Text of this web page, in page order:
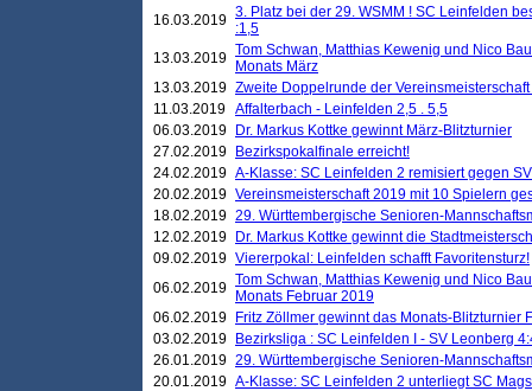
16.03.2019 3. Platz bei der 29. WSMM ! SC Leinfelden
:1,5
13.03.2019 Tom Schwan, Matthias Kewenig und Nico
Monats März
13.03.2019 Zweite Doppelrunde der
11.03.2019 Affalterbach - Leinfelden 2,5 . 5,5
06.03.2019
Dr. Markus Kottke gewinnt März-Blitzturnier
27.02.2019
Bezirkspokalfinale erreicht!
24.02.2019 A-Klasse: SC Leinfelden 2 remisiert gegen
20.02.2019 Vereinsmeisterschaft 2019 mit 10 Spielern
18.02.2019 29. Württembergische Senioren-
12.02.2019
Dr. Markus Kottke gewinnt die
09.02.2019 Viererpokal: Leinfelden schafft Favoritensturz!
06.02.2019 Tom Schwan, Matthias Kewenig und Nico
Monats Februar 2019
06.02.2019
Fritz Zöllmer gewinnt das Monats-Blitzturnier
03.02.2019
Bezirksliga : SC Leinfelden I - SV Leonberg
26.01.2019 29. Württembergische Senioren-
20.01.2019 A-Klasse: SC Leinfelden 2 unterliegt SC